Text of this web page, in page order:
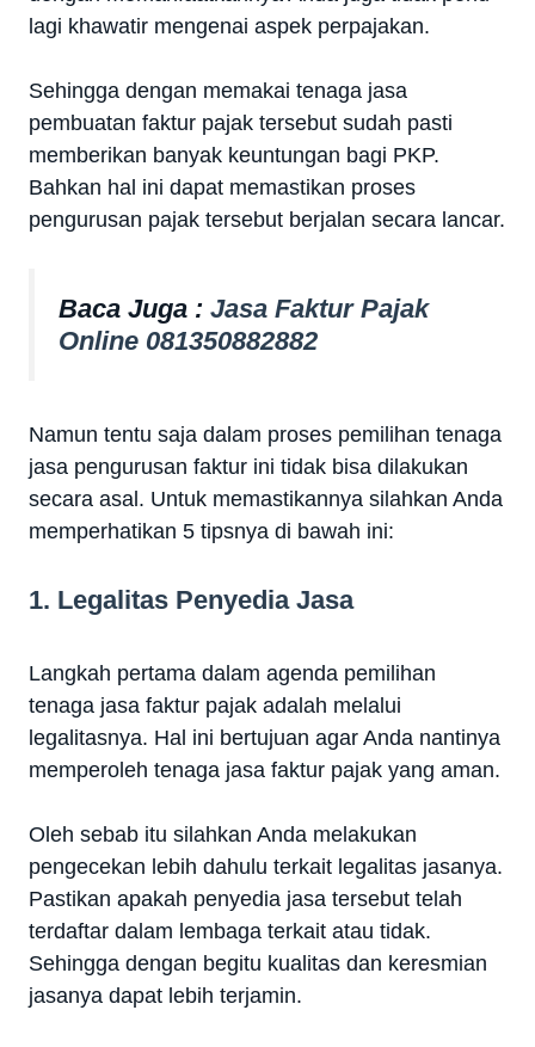
lagi khawatir mengenai aspek perpajakan.
Sehingga dengan memakai tenaga jasa
pembuatan faktur pajak tersebut sudah pasti
memberikan banyak keuntungan bagi PKP.
Bahkan hal ini dapat memastikan proses
pengurusan pajak tersebut berjalan secara lancar.
Baca Juga : Jasa Faktur Pajak
Online 081350882882
Namun tentu saja dalam proses pemilihan tenaga
jasa pengurusan faktur ini tidak bisa dilakukan
secara asal. Untuk memastikannya silahkan Anda
memperhatikan 5 tipsnya di bawah ini:
1. Legalitas Penyedia Jasa
Langkah pertama dalam agenda pemilihan
tenaga jasa faktur pajak adalah melalui
legalitasnya. Hal ini bertujuan agar Anda nantinya
memperoleh tenaga jasa faktur pajak yang aman.
Oleh sebab itu silahkan Anda melakukan
pengecekan lebih dahulu terkait legalitas jasanya.
Pastikan apakah penyedia jasa tersebut telah
terdaftar dalam lembaga terkait atau tidak.
Sehingga dengan begitu kualitas dan keresmian
jasanya dapat lebih terjamin.